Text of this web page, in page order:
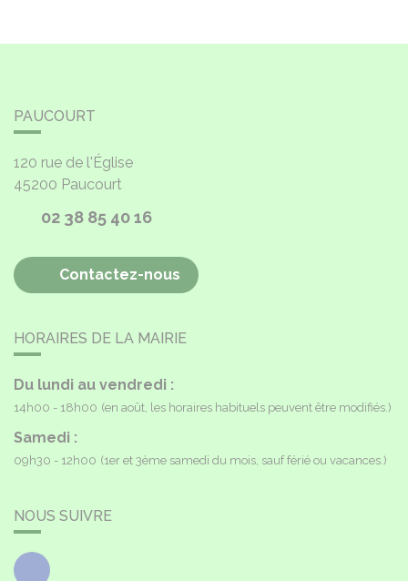
PAUCOURT
120 rue de l'Église
45200 Paucourt
02 38 85 40 16
Contactez-nous
HORAIRES DE LA MAIRIE
Du lundi au vendredi :
14h00 - 18h00 (en août, les horaires habituels peuvent être modifiés.)
Samedi :
09h30 - 12h00 (1er et 3ème samedi du mois, sauf férié ou vacances.)
NOUS SUIVRE